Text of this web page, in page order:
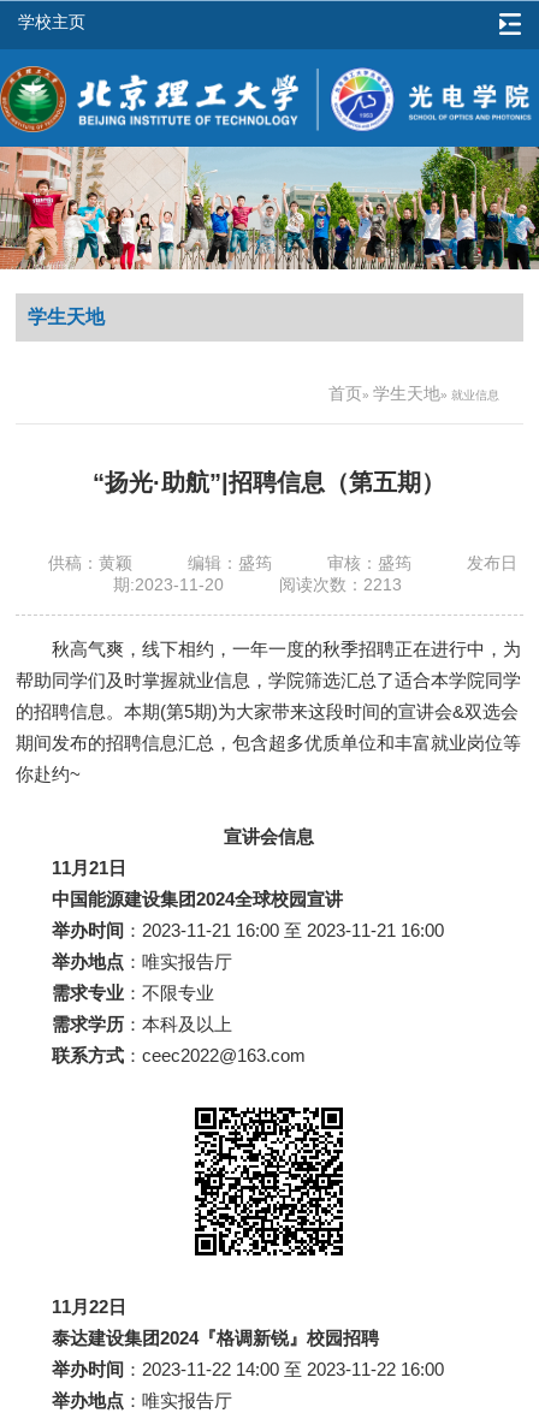
学校主页
学生天地
首页» 学生天地» 就业信息
“扬光·助航”|招聘信息（第五期）
供稿：黄颖 编辑：盛筠 审核：盛筠
发布日
期:2023-11-20
阅读次数： 2213
秋高气爽，线下相约，一年一度的秋季招聘正在进行中，为
帮助同学们及时掌握就业信息，学院筛选汇总了适合本学院同学
的招聘信息。本期(第5期)为大家带来这段时间的宣讲会&双选会
期间发布的招聘信息汇总，包含超多优质单位和丰富就业岗位等
你赴约~
宣讲会信息
11月21日
中国能源建设集团2024全球校园宣讲
举办时间 ：2023-11-21 16:00 至 2023-11-21 16:00
举办地点 ：唯实报告厅
需求专业 ：不限专业
需求学历 ：本科及以上
联系方式 ：ceec2022@163.com
11月22日
泰达建设集团2024『格调新锐』校园招聘
举办时间 ：2023-11-22 14:00 至 2023-11-22 16:00
举办地点 ：唯实报告厅